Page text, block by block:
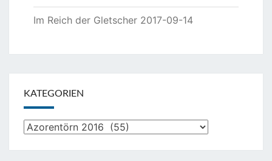
Im Reich der Gletscher 2017-09-14
KATEGORIEN
Kategorien